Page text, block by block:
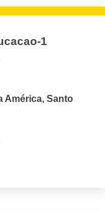
1
América, Santo